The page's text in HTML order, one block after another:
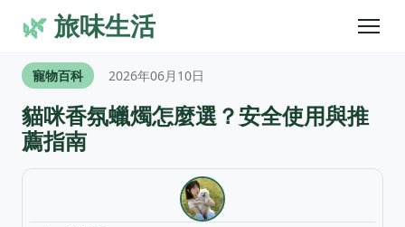
🌿旅味生活
寵物百科 2026年06月10日
貓咪香氛蠟燭怎麼選？安全使用與推
薦指南